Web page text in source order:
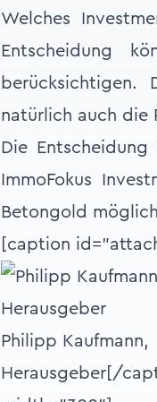
Welches
Entscheidung
berücksichtigen.
natürlich auch die
Die
ImmoFokus
Betongold
[caption
Philipp Kaufmann,
Herausgeber[/